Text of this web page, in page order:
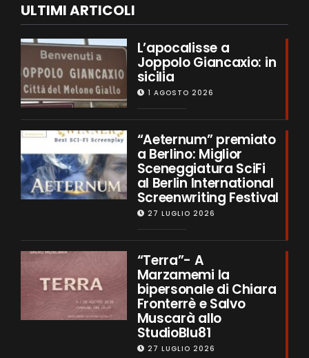
ULTIMI ARTICOLI
L’apocalisse a
Joppolo Giancaxio: in
sicilia
1 AGOSTO 2026
“Aeternum” premiato
a Berlino: Miglior
Sceneggiatura SciFi
al Berlin International
Screenwriting Festival
27 LUGLIO 2026
“Terra”- A
Marzamemi la
bipersonale di Chiara
Fronterrè e Salvo
Muscarà allo
StudioBlu81
27 LUGLIO 2026